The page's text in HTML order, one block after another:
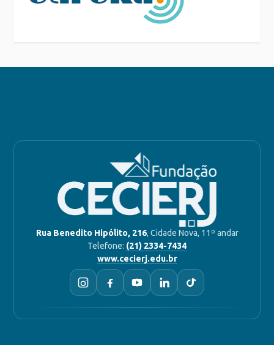
Rua Benedito Hipólito, 216, Cidade Nova, 11º andar
Telefone: (21) 2334-7434
www.cecierj.edu.br